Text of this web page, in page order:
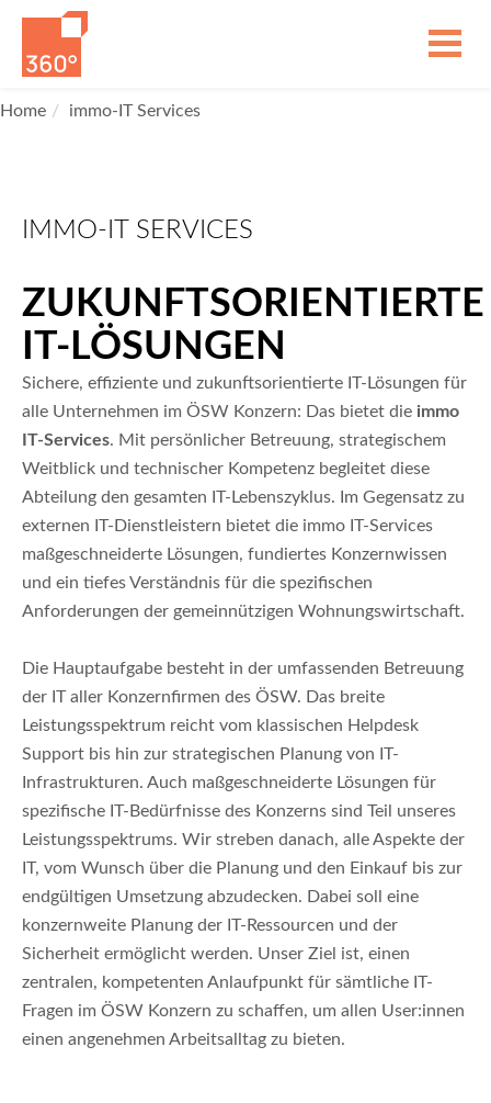
Home immo-IT Services
IMMO-IT SERVICES
ZUKUNFTSORIENTIERTE
IT-LÖSUNGEN
Sichere, effiziente und zukunftsorientierte IT-Lösungen für
alle Unternehmen im ÖSW Konzern: Das bietet die immo
IT-Services. Mit persönlicher Betreuung, strategischem
Weitblick und technischer Kompetenz begleitet diese
Abteilung den gesamten IT-Lebenszyklus. Im Gegensatz zu
externen IT-Dienstleistern bietet die immo IT-Services
maßgeschneiderte Lösungen, fundiertes Konzernwissen
und ein tiefes Verständnis für die spezifischen
Anforderungen der gemeinnützigen Wohnungswirtschaft.
Die Hauptaufgabe besteht in der umfassenden Betreuung
der IT aller Konzernfirmen des ÖSW. Das breite
Leistungsspektrum reicht vom klassischen Helpdesk
Support bis hin zur strategischen Planung von IT-
Infrastrukturen. Auch maßgeschneiderte Lösungen für
spezifische IT-Bedürfnisse des Konzerns sind Teil unseres
Leistungsspektrums. Wir streben danach, alle Aspekte der
IT, vom Wunsch über die Planung und den Einkauf bis zur
endgültigen Umsetzung abzudecken. Dabei soll eine
konzernweite Planung der IT-Ressourcen und der
Sicherheit ermöglicht werden. Unser Ziel ist, einen
zentralen, kompetenten Anlaufpunkt für sämtliche IT-
Fragen im ÖSW Konzern zu schaffen, um allen User:innen
einen angenehmen Arbeitsalltag zu bieten.